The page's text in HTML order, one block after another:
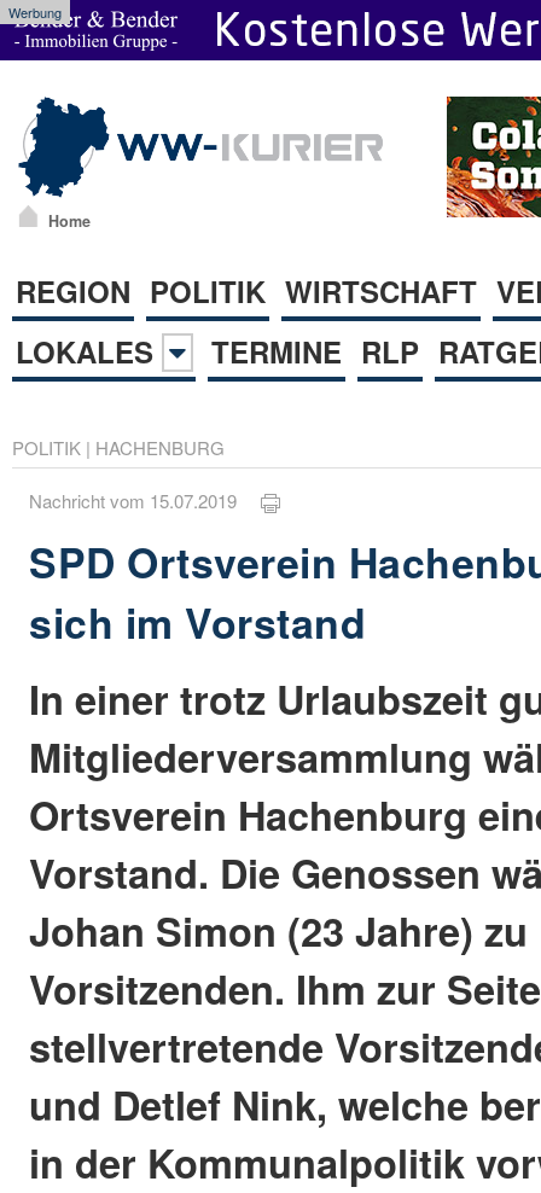
Werbung
Home
REGION POLITIK WIRTSCHAFT
LOKALES
TERMINE RLP
POLITIK | HACHENBURG
Nachricht vom 15.07.2019
SPD Ortsverein
sich im Vorstand
In einer trotz Urlaubszeit
Mitgliederversammlung
Ortsverein Hachenburg
Vorstand. Die Genossen
Johan Simon (23 Jahre)
Vorsitzenden. Ihm zur
stellvertretende
und Detlef Nink, welche
in der Kommunalpolitik